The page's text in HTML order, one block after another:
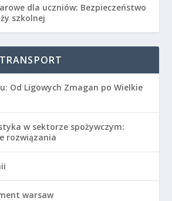
dla uczniów: Bezpieczeństwo
szkolnej
Od Ligowych Zmagan po Wielkie
w sektorze spożywczym:
rozwiązania
warsaw